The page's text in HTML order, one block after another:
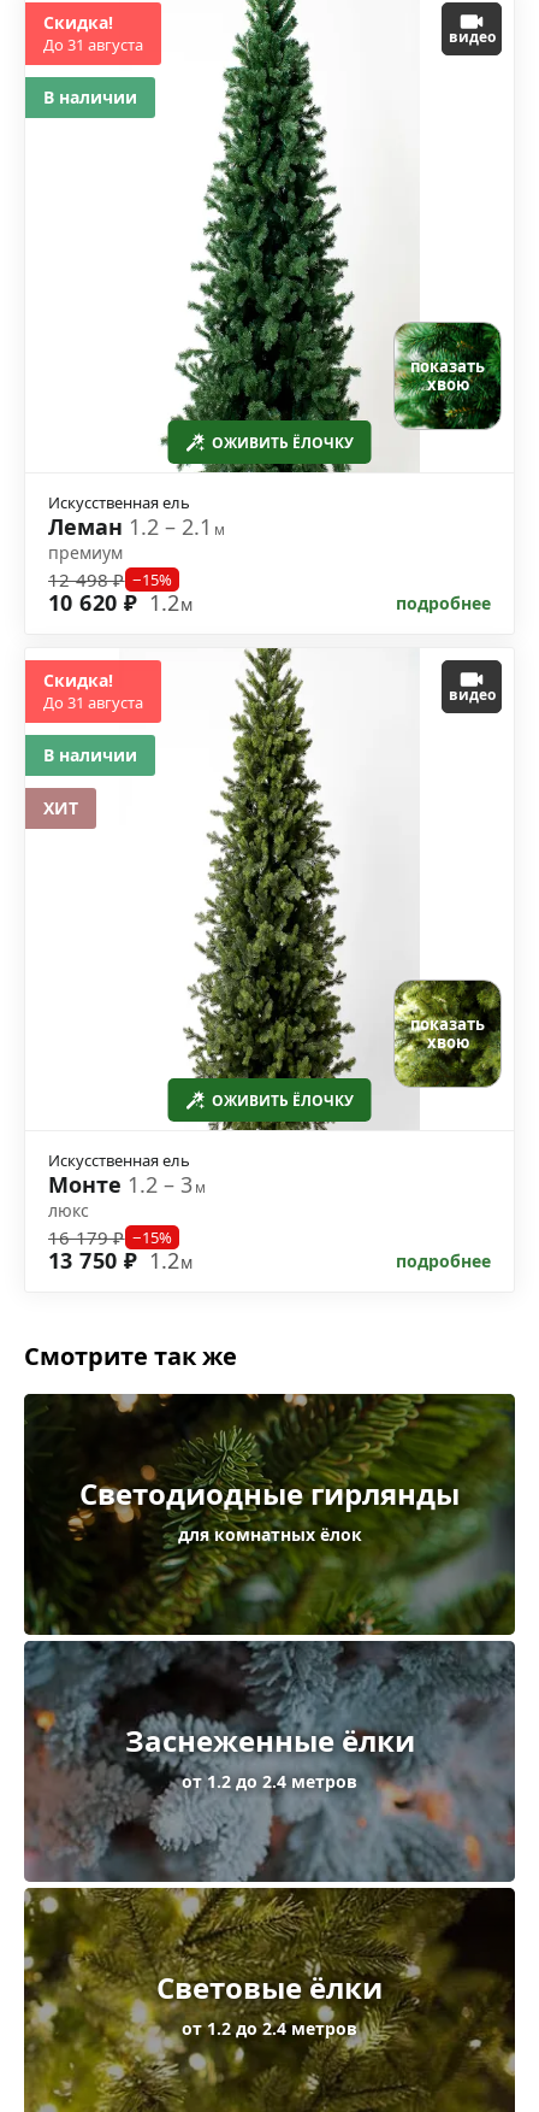
ОЖИВИТЬ ЁЛОЧКУ
видео
показать
хвою
Искусственная ель
Леман 1.2 – 2.1м
премиум
12 498 ₽ −15%
10 620 ₽ 1.2м подробнее
Скидка!
До 31 августа
В наличии
ОЖИВИТЬ ЁЛОЧКУ
видео
показать
хвою
Искусственная ель
Монте 1.2 – 3м
люкс
16 179 ₽ −15%
13 750 ₽ 1.2м подробнее
Скидка!
До 31 августа
В наличии
ХИТ
Смотрите так же
Светодиодные гирлянды
для комнатных ёлок
Заснеженные ёлки
от 1.2 до 2.4 метров
Световые ёлки
от 1.2 до 2.4 метров